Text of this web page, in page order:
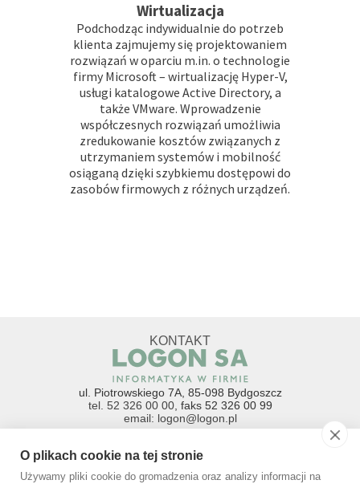
Wirtualizacja
Podchodząc indywidualnie do potrzeb
klienta zajmujemy się projektowaniem
rozwiązań w oparciu m.in. o technologie
firmy Microsoft – wirtualizację Hyper-V,
usługi katalogowe Active Directory, a
także VMware. Wprowadzenie
współczesnych rozwiązań umożliwia
zredukowanie kosztów związanych z
utrzymaniem systemów i mobilność
osiąganą dzięki szybkiemu dostępowi do
zasobów firmowych z różnych urządzeń.
KONTAKT
ul. Piotrowskiego 7A, 85-098 Bydgoszcz
tel. 52 326 00 00, faks 52 326 00 99
email: logon@logon.pl
poniedziałek-piątek 8:00-16:00
PRZEDSTAWICIEL HANDLOWY TORUŃ
O plikach cookie na tej stronie
Używamy pliki cookie do gromadzenia oraz analizy informacji na